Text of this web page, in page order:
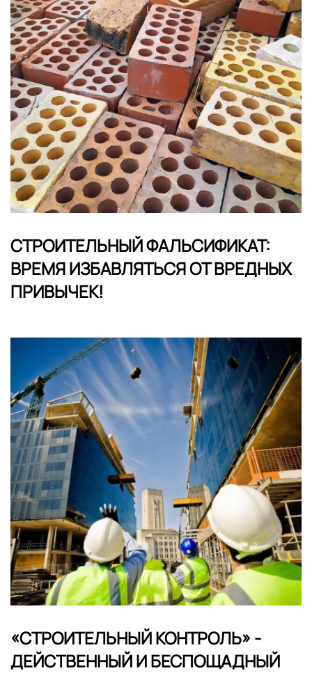
СТРОИТЕЛЬНЫЙ ФАЛЬСИФИКАТ:
ВРЕМЯ ИЗБАВЛЯТЬСЯ ОТ ВРЕДНЫХ
ПРИВЫЧЕК!
«СТРОИТЕЛЬНЫЙ КОНТРОЛЬ» -
ДЕЙСТВЕННЫЙ И БЕСПОЩАДНЫЙ